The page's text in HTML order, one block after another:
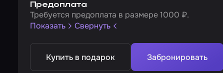
Предоплата
Требуется предоплата в размере 1000 ₽.
Показать
Свернуть
Купить в подарок Забронировать